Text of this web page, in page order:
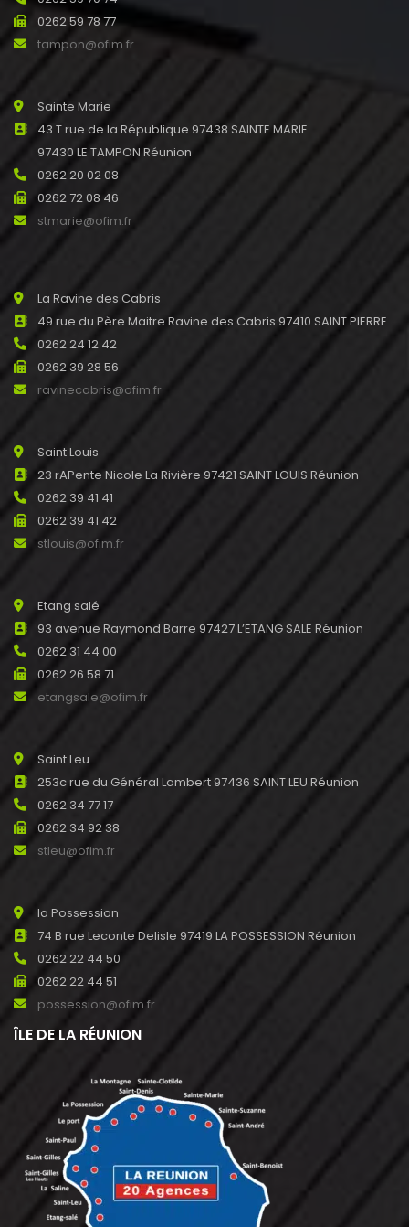
0262 59 78 77
tampon@ofim.fr
Sainte Marie
43 T rue de la République 97438 SAINTE MARIE
97430 LE TAMPON Réunion
0262 20 02 08
0262 72 08 46
stmarie@ofim.fr
La Ravine des Cabris
49 rue du Père Maitre Ravine des Cabris 97410 SAINT PIERRE
0262 24 12 42
0262 39 28 56
ravinecabris@ofim.fr
Saint Louis
23 rAPente Nicole La Rivière 97421 SAINT LOUIS Réunion
0262 39 41 41
0262 39 41 42
stlouis@ofim.fr
Etang salé
93 avenue Raymond Barre 97427 L’ETANG SALE Réunion
0262 31 44 00
0262 26 58 71
etangsale@ofim.fr
Saint Leu
253c rue du Général Lambert 97436 SAINT LEU Réunion
0262 34 77 17
0262 34 92 38
stleu@ofim.fr
la Possession
74 B rue Leconte Delisle 97419 LA POSSESSION Réunion
0262 22 44 50
0262 22 44 51
possession@ofim.fr
ÎLE DE LA RÉUNION